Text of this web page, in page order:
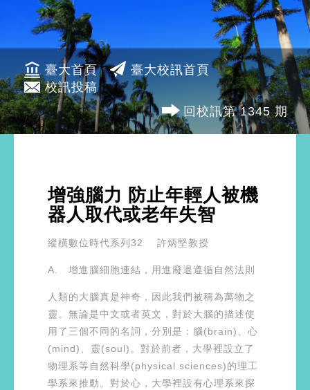
臺大首頁
臺大校訊首頁
校訊投稿
回校訊第 1345 期
增強腦力 防止年輕人被機
器人取代或老年失智
縱橫數位時代系列32 許炳堅教授
A. 增進腦細胞連結，用進廢退遵循自然法則
人類的大腦真是神奇，因此我們被稱為萬物之
靈。無論是中文或者英文，對於大腦的描述使
用了三個不同的名詞，分別是：腦(brain)、心
(mind)、靈(soul)。對於前者，大學裡設立了
物理系等自然科學(physical sciences)的理工
學系來推動。對於心，大學裡設有心理系來探